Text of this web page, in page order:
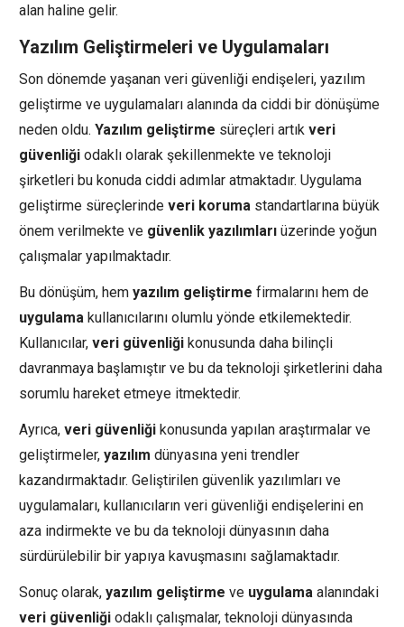
alan haline gelir.
Yazılım Geliştirmeleri ve Uygulamaları
Son dönemde yaşanan veri güvenliği endişeleri, yazılım
geliştirme ve uygulamaları alanında da ciddi bir dönüşüme
neden oldu. Yazılım geliştirme süreçleri artık veri
güvenliği odaklı olarak şekillenmekte ve teknoloji
şirketleri bu konuda ciddi adımlar atmaktadır. Uygulama
geliştirme süreçlerinde veri koruma standartlarına büyük
önem verilmekte ve güvenlik yazılımları üzerinde yoğun
çalışmalar yapılmaktadır.
Bu dönüşüm, hem yazılım geliştirme firmalarını hem de
uygulama kullanıcılarını olumlu yönde etkilemektedir.
Kullanıcılar, veri güvenliği konusunda daha bilinçli
davranmaya başlamıştır ve bu da teknoloji şirketlerini daha
sorumlu hareket etmeye itmektedir.
Ayrıca, veri güvenliği konusunda yapılan araştırmalar ve
geliştirmeler, yazılım dünyasına yeni trendler
kazandırmaktadır. Geliştirilen güvenlik yazılımları ve
uygulamaları, kullanıcıların veri güvenliği endişelerini en
aza indirmekte ve bu da teknoloji dünyasının daha
sürdürülebilir bir yapıya kavuşmasını sağlamaktadır.
Sonuç olarak, yazılım geliştirme ve uygulama alanındaki
veri güvenliği odaklı çalışmalar, teknoloji dünyasında